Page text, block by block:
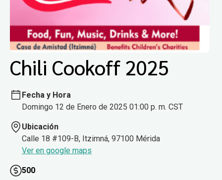
Chili Cookoff 2025
Fecha y Hora
Domingo 12 de Enero de 2025 01:00 p. m. CST
Ubicación
Calle 18 #109-B, Itzimná, 97100 Mérida
Ver en google maps
500